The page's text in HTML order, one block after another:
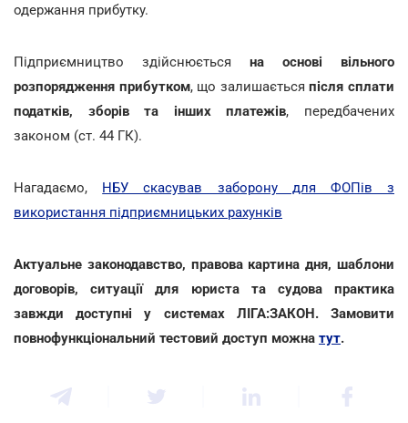
одержання прибутку.
Підприємництво здійснюється на основі вільного
розпорядження прибутком, що залишаєтьсяпісля сплати
податків, зборів та інших платежів, передбачених
законом (ст. 44 ГК).
Нагадаємо, НБУ скасував заборону для ФОПів з
використання підприємницьких рахунків
Актуальне законодавство, правова картина дня, шаблони
договорів, ситуації для юриста та судова практика
завжди доступні у системах ЛІГА:ЗАКОН. Замовити
повнофункціональний тестовий доступ можна тут.